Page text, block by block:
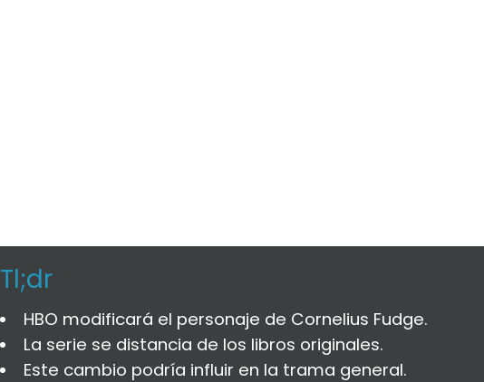
Tl;dr
HBO modificará el personaje de Cornelius Fudge.
La serie se distancia de los libros originales.
Este cambio podría influir en la trama general.